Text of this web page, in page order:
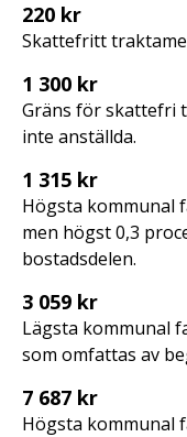
220 kr
Skattefritt
1 300 kr
Gräns för skattefri
inte anställda.
1 315 kr
Högsta kommunal
men högst 0,3
bostadsdelen.
3 059 kr
Lägsta kommunal
som omfattas av
7 687 kr
Högsta kommunal